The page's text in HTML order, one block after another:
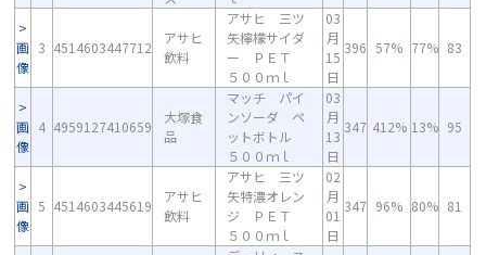
画
像
3 4514603447712
アサヒ
飲料
アサヒ 三ツ
矢檸檬サイダ
ー ＰＥＴ
５００ｍｌ
03
月
15
日
396 57% 77% 83
画
像
4 4959127410659
大塚食
品
マッチ パイ
ンソーダ ペ
ットボトル
５００ｍｌ
03
月
13
日
347 412% 13% 95
画
像
5 4514603445619
アサヒ
飲料
アサヒ 三ツ
矢特濃オレン
ジ ＰＥＴ
５００ｍｌ
02
月
01
日
347 96% 80% 81